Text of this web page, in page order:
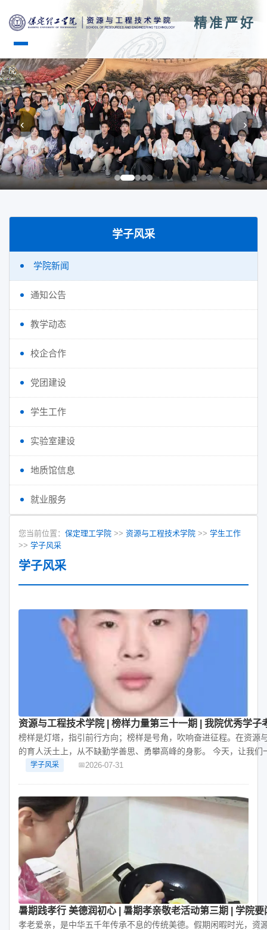
精准严好
‹ ›
学子风采
学院新闻
通知公告
教学动态
校企合作
党团建设
学生工作
实验室建设
地质馆信息
就业服务
您当前位置： 保定理工学院 >> 资源与工程技术学院 >> 学生工作
>> 学子风采
学子风采
资源与工程技术学院 | 榜样力量第三十一期 | 我院优秀学子
榜样是灯塔，指引前行方向；榜样是号角，吹响奋进征程。在资源
的育人沃土上，从不缺勤学善思、勇攀高峰的身影。 今天，让我们一同走近成功
上岸吉林师范
学子风采 2026-07-31
暑期践孝行 美德润初心 | 暑期孝亲敬老活动第三期 | 学院要
孝老爱亲，是中华五千年传承不息的传统美德。假期闲暇时光，资